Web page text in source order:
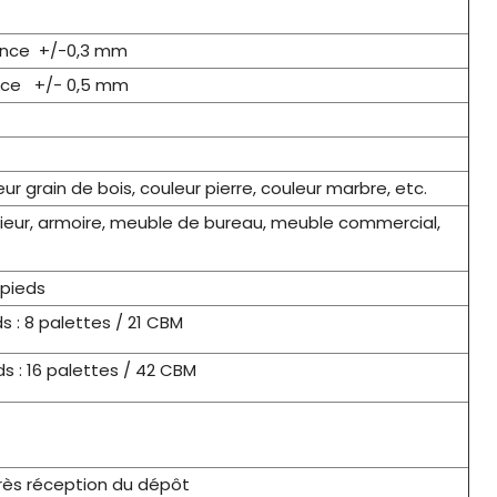
+/-0,3 mm
+/- 0,5 mm
grain de bois, couleur pierre, couleur marbre, etc.
armoire, meuble de bureau, meuble commercial,
: 8 palettes / 21 CBM
: 16 palettes / 42 CBM
réception du dépôt